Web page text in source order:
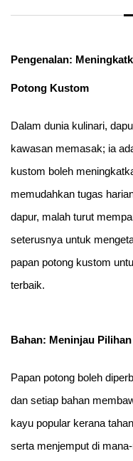
Pengenalan:
Potong Kustom
Dalam dunia kulinari,
kawasan memasak; ia
kustom boleh
memudahkan tugas
dapur, malah turut
seterusnya untuk
papan potong kustom
terbaik.
Bahan: Meninjau
Papan potong boleh
dan setiap bahan
kayu popular kerana
serta menjemput di